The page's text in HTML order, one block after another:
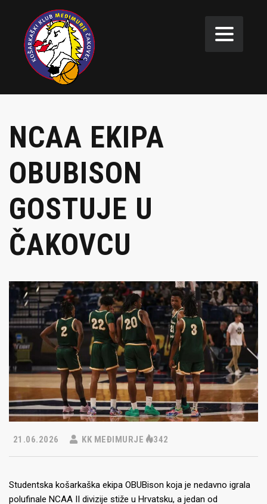
NCAA EKIPA
OBUBISON
GOSTUJE U
ČAKOVCU
21.06.2026 KK MEĐIMURJE 342
Studentska košarkaška ekipa OBUBison koja je nedavno igrala
polufinale NCAA II divizije stiže u Hrvatsku, a jedan od